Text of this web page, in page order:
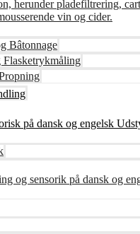
herunder pladefiltrering,
vin og cider.
Bâtonnage
Flasketrykmåling
på dansk og engelsk
og sensorik på dansk og